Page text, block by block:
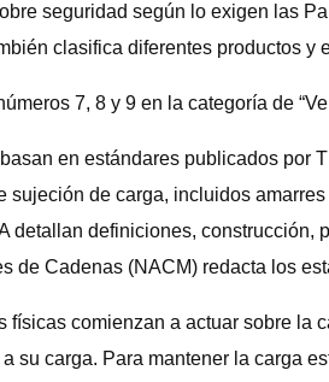
seguridad según lo exigen las
clasifica diferentes productos
7, 8 y 9 en la categoría de
en estándares publicados
sujeción de carga, incluidos
detallan definiciones,
de Cadenas (NACM) redacta los
físicas comienzan a actuar sobre
su carga. Para mantener la carga